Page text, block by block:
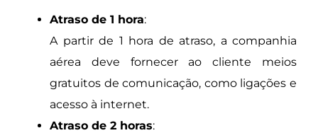
Atraso de 1 hora:
A partir de 1 hora de atraso, a companhia
aérea deve fornecer ao cliente meios
gratuitos de comunicação, como ligações e
acesso à internet.
Atraso de 2 horas: